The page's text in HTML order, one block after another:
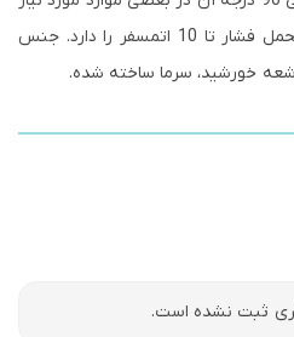
می باشد. این محصول قابلیت تحمل فشار تا 10 اتمسفر را دارد. جنس
اشعه خورشید، سرما ساخته شده.
ثبت نشده است.